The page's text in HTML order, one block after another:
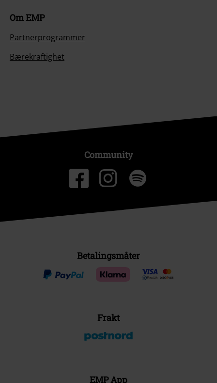
Om EMP
Partnerprogrammer
Bærekraftighet
Community
Betalingsmåter
Frakt
EMP App